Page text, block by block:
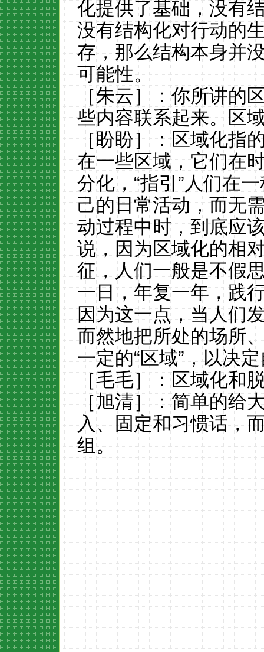
化提供了基础，没有
没有结构化对行动的
存，那么结构本身并
可能性。
［朱云］：你所讲的
些内容联系起来。区
［盼盼］：区域化指
在一些区域，它们在
分化，“指引”人们在
己的日常活动，而无
动过程中时，到底应
说，因为区域化的相
征，人们一般是不假
一日，年复一年，践
因为这一点，当人们
而然地把所处的场所
一定的“区域”，以决
［毛毛］：区域化和
［旭清］：简单的给
入、固定和习惯话，
组。